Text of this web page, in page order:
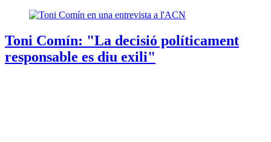
Toni Comín: "La decisió políticament
responsable es diu exili"